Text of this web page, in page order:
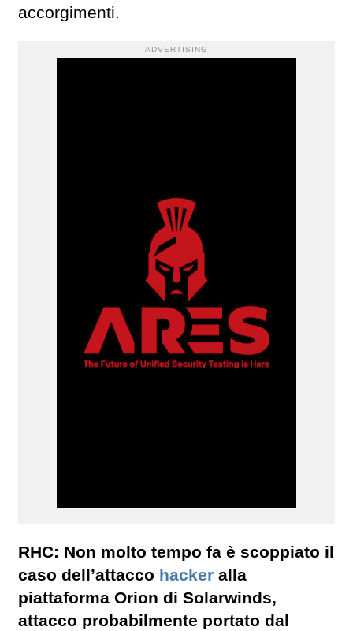
accorgimenti.
ADVERTISING
RHC: Non molto tempo fa è scoppiato il
caso dell’attacco hacker alla
piattaforma Orion di Solarwinds,
attacco probabilmente portato dal